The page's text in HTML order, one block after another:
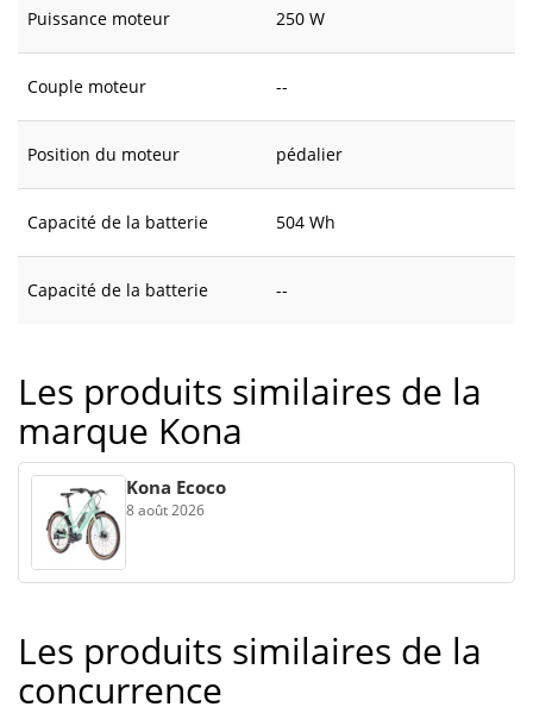
Puissance moteur 250 W
Couple moteur --
Position du moteur pédalier
Capacité de la batterie 504 Wh
Capacité de la batterie --
Les produits similaires de la
marque Kona
Kona Ecoco
8 août 2026
Les produits similaires de la
concurrence